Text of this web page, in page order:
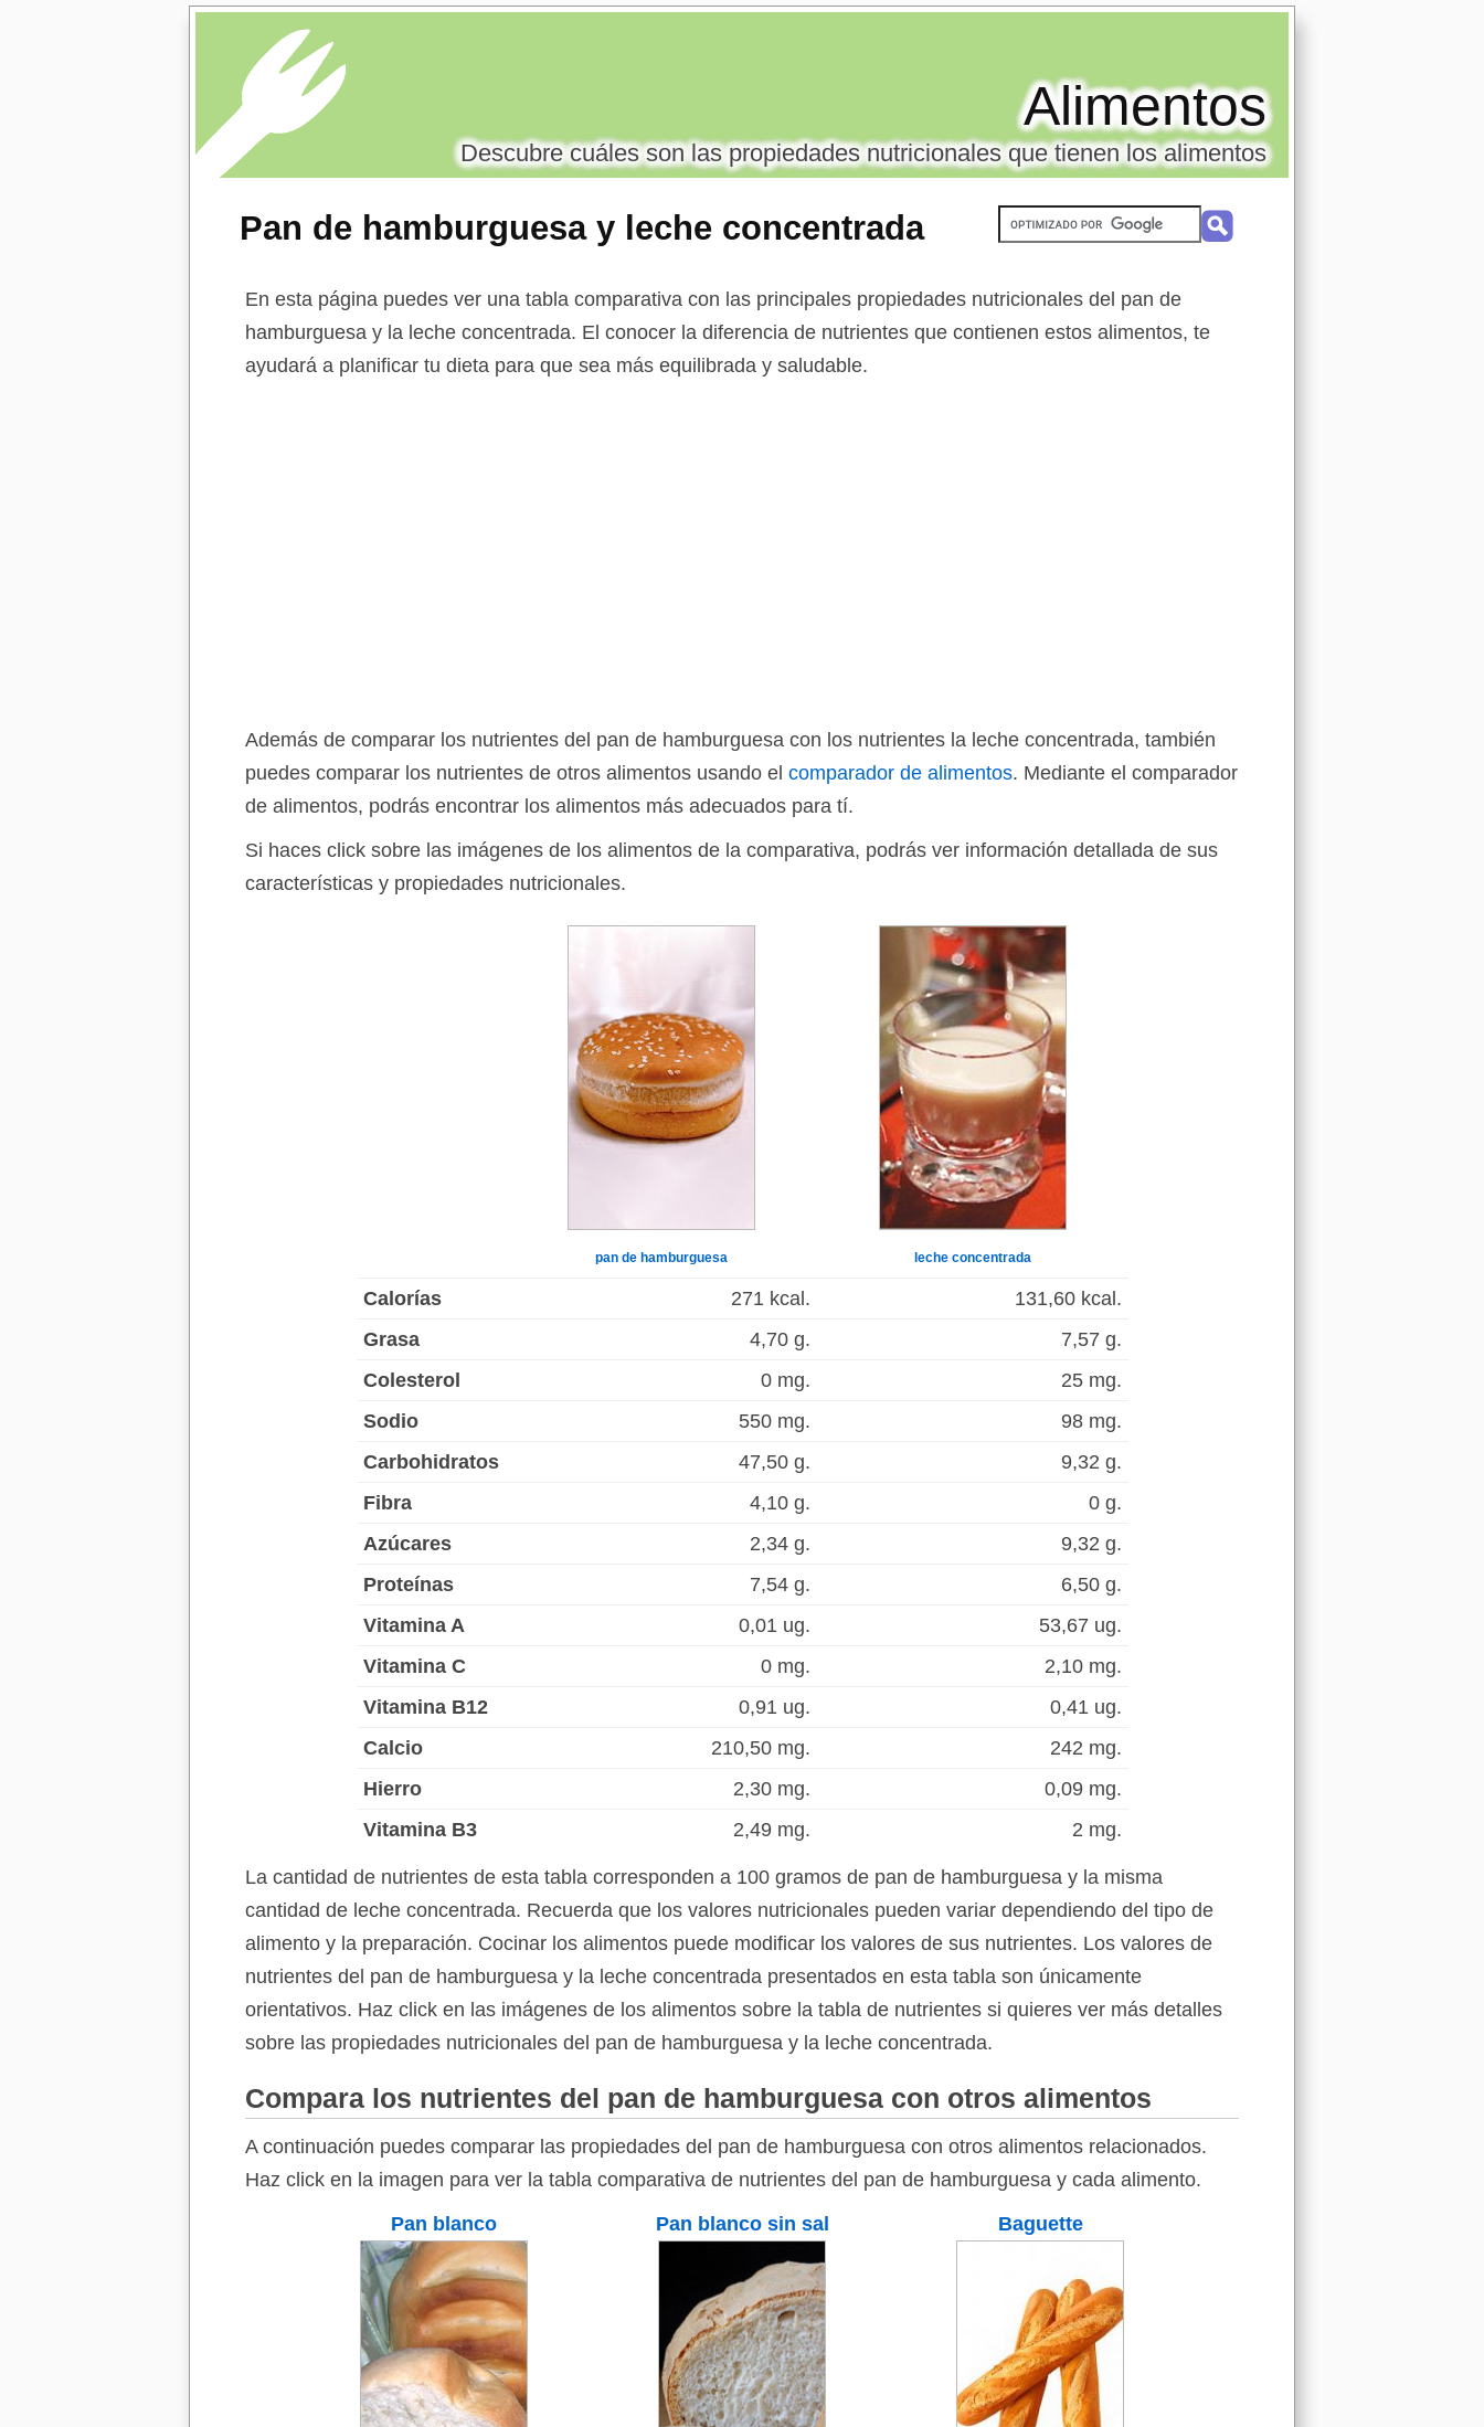
Pan de hamburguesa y leche concentrada
Alimentos
Descubre cuáles son las propiedades nutricionales que tienen los alimentos
En esta página puedes ver una tabla comparativa con las principales propiedades nutricionales del pan de
hamburguesa y la leche concentrada. El conocer la diferencia de nutrientes que contienen estos alimentos, te
ayudará a planificar tu dieta para que sea más equilibrada y saludable.
Además de comparar los nutrientes del pan de hamburguesa con los nutrientes la leche concentrada, también
puedes comparar los nutrientes de otros alimentos usando el comparador de alimentos. Mediante el comparador
de alimentos, podrás encontrar los alimentos más adecuados para tí.
Si haces click sobre las imágenes de los alimentos de la comparativa, podrás ver información detallada de sus
características y propiedades nutricionales.
pan de hamburguesa leche concentrada
Calorías 271 kcal.
131,60 kcal.
Grasa
4,70 g.
7,57 g.
Colesterol
0 mg.
25 mg.
Sodio
550 mg.
98 mg.
Carbohidratos
47,50 g.
9,32 g.
Fibra
4,10 g.
0 g.
Azúcares
2,34 g.
9,32 g.
Proteínas
7,54 g.
6,50 g.
Vitamina A
0,01 ug.
53,67 ug.
Vitamina C
0 mg.
2,10 mg.
Vitamina B12
0,91 ug.
0,41 ug.
Calcio
210,50 mg.
242 mg.
Hierro
2,30 mg.
0,09 mg.
Vitamina B3
2,49 mg. 2 mg.
La cantidad de nutrientes de esta tabla corresponden a 100 gramos de pan de hamburguesa y la misma
cantidad de leche concentrada. Recuerda que los valores nutricionales pueden variar dependiendo del tipo de
alimento y la preparación. Cocinar los alimentos puede modificar los valores de sus nutrientes. Los valores de
nutrientes del pan de hamburguesa y la leche concentrada presentados en esta tabla son únicamente
orientativos. Haz click en las imágenes de los alimentos sobre la tabla de nutrientes si quieres ver más detalles
sobre las propiedades nutricionales del pan de hamburguesa y la leche concentrada.
Compara los nutrientes del pan de hamburguesa con otros alimentos
A continuación puedes comparar las propiedades del pan de hamburguesa con otros alimentos relacionados.
Haz click en la imagen para ver la tabla comparativa de nutrientes del pan de hamburguesa y cada alimento.
Pan blanco
Pan blanco sin sal Baguette